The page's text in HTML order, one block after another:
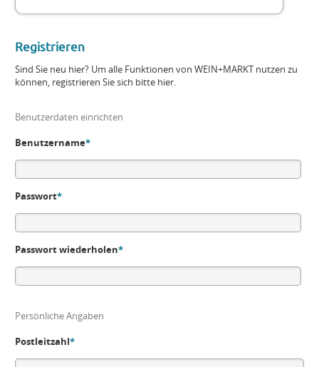
Registrieren
Sind Sie neu hier? Um alle Funktionen von WEIN+MARKT nutzen zu
können, registrieren Sie sich bitte hier.
Benutzerdaten einrichten
Benutzername*
Passwort*
Passwort wiederholen*
Persönliche Angaben
Postleitzahl*